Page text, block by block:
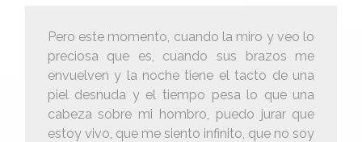
Pero este momento, cuando la miro y veo lo
preciosa que es, cuando sus brazos me
envuelven y la noche tiene el tacto de una
piel desnuda y el tiempo pesa lo que una
cabeza sobre mi hombro, puedo jurar que
estoy vivo, que me siento infinito, que no soy